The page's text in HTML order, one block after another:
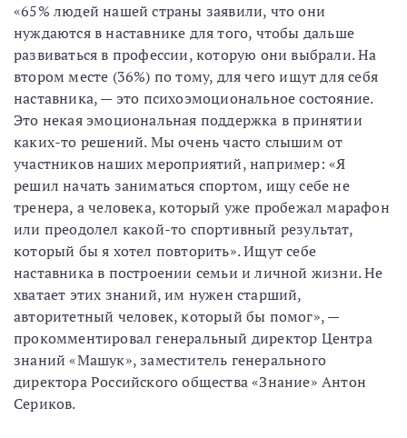
«65% людей нашей страны заявили, что они
нуждаются в наставнике для того, чтобы дальше
развиваться в профессии, которую они выбрали. На
втором месте (36%) по тому, для чего ищут для себя
наставника, — это психоэмоциональное состояние.
Это некая эмоциональная поддержка в принятии
каких-то решений. Мы очень часто слышим от
участников наших мероприятий, например: «Я
решил начать заниматься спортом, ищу себе не
тренера, а человека, который уже пробежал марафон
или преодолел какой-то спортивный результат,
который бы я хотел повторить». Ищут себе
наставника в построении семьи и личной жизни. Не
хватает этих знаний, им нужен старший,
авторитетный человек, который бы помог», —
прокомментировал генеральный директор Центра
знаний «Машук», заместитель генерального
директора Российского общества «Знание» Антон
Сериков.